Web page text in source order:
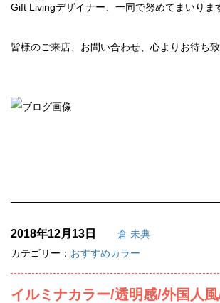
Gift Livingデザイナー、一同で努めてまいりま
皆様のご来店、お問い合わせ、心よりお待ち致
2018年12月13日
倉 未典
カテゴリー： おすすめカラー
イルミナカラー/透明感/外国人